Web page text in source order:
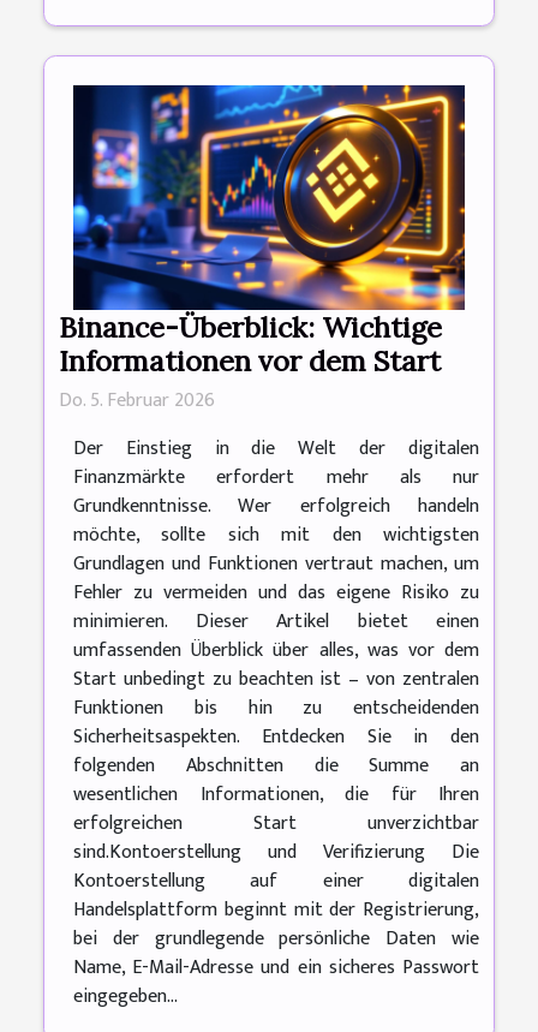
Binance-Überblick: Wichtige
Informationen vor dem Start
Do. 5. Februar 2026
Der Einstieg in die Welt der digitalen
Finanzmärkte erfordert mehr als nur
Grundkenntnisse. Wer erfolgreich handeln
möchte, sollte sich mit den wichtigsten
Grundlagen und Funktionen vertraut machen, um
Fehler zu vermeiden und das eigene Risiko zu
minimieren. Dieser Artikel bietet einen
umfassenden Überblick über alles, was vor dem
Start unbedingt zu beachten ist – von zentralen
Funktionen bis hin zu entscheidenden
Sicherheitsaspekten. Entdecken Sie in den
folgenden Abschnitten die Summe an
wesentlichen Informationen, die für Ihren
erfolgreichen Start unverzichtbar
sind.Kontoerstellung und Verifizierung Die
Kontoerstellung auf einer digitalen
Handelsplattform beginnt mit der Registrierung,
bei der grundlegende persönliche Daten wie
Name, E-Mail-Adresse und ein sicheres Passwort
eingegeben...